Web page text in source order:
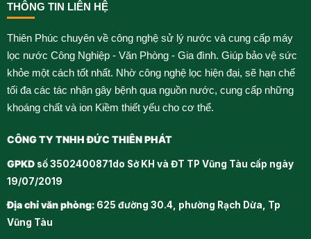
THÔNG TIN LIÊN HỆ
Thiên Phúc chuyên về công nghệ sử lý nước và cung cấp máy
lọc nước Công Nghiệp - Văn Phòng - Gia đình. Giúp bảo vệ sức
khỏe một cách tốt nhất. Nhờ công nghệ lọc hiện đại, sẽ hạn chế
tối đa các tác nhận gây bệnh qua nguồn nước, cung cấp những
khoáng chất và ion Kiềm thiết yếu cho cơ thể.
CÔNG TY TNHH ĐỨC THIÊN PHÁT
GPKDsố 3502400871do Sở KH và ĐT TP Vũng Tàu cấp ngày
19/07/2019
Địa chỉ văn phòng:625 đường 30.4, phường Rạch Dừa, Tp
Vũng Tàu